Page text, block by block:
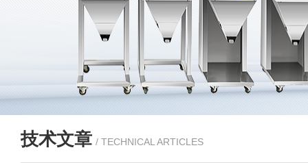
技术文章 / TECHNICAL ARTICLES